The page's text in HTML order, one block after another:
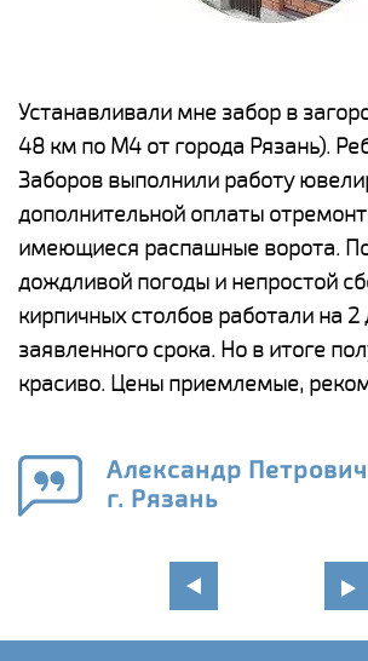
Устанавливали мне забор в
48 км по М4 от города Рязань).
Заборов выполнили работу
дополнительной оплаты
имеющиеся распашные ворота.
дождливой погоды и непростой
кирпичных столбов работали на
заявленного срока. Но в итоге
красиво. Цены приемлемые,
Александр
г. Рязань